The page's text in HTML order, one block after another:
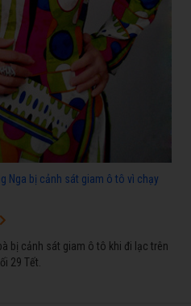
Nga bị cảnh sát giam ô tô vì chạy
bị cảnh sát giam ô tô khi đi lạc trên
29 Tết.